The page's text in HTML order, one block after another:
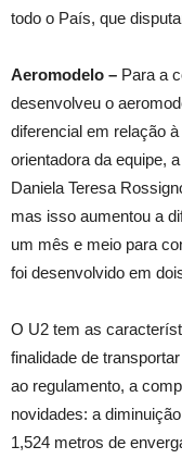
todo o País, que
Aeromodelo – Para a
desenvolveu o
diferencial em relação
orientadora da equipe,
Daniela Teresa
mas isso aumentou a
um mês e meio para
foi desenvolvido em
O U2 tem as
finalidade de
ao regulamento, a
novidades: a
1,524 metros de